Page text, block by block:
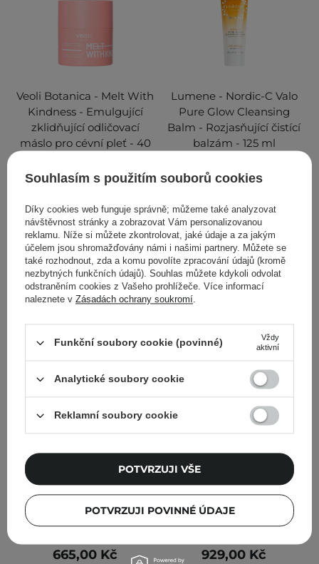
Veoli Botanica - Melt With
Kindness - Emulgující
zklidňující odličovací
máslo pro cévní pleť - 40
579,00 Kč
PŘIDAT DO KOŠÍKU
Lumene - Nordic-C Valo
Pure Glow Cleansing
Balm - Rozjasňující čistící
balzám - 125 ml
269,00 Kč
PŘIDAT DO KOŠÍKU
Odličovací balzám - 100
ml
665,00 Kč
Grinding Cleansing Balm
Duo Set - Odličovací
balzám - Sada - 2x50ml
929,00 Kč
Souhlasím s použitím souborů cookies
Díky cookies web funguje správně; můžeme také analyzovat
návštěvnost stránky a zobrazovat Vám personalizovanou
reklamu. Níže si můžete zkontrolovat, jaké údaje a za jakým
účelem jsou shromažďovány námi i našimi partnery. Můžete se
také rozhodnout, zda a komu povolíte zpracování údajů (kromě
nezbytných funkčních údajů). Souhlas můžete kdykoli odvolat
odstraněním cookies z Vašeho prohlížeče. Více informací
naleznete v Zásadách ochrany soukromí.
Funkční soubory cookie (povinné)
Vždy
aktivní
Analytické soubory cookie
Reklamní soubory cookie
POTVRZUJI POVINNÉ ÚDAJE
POTVRZUJI VŠE